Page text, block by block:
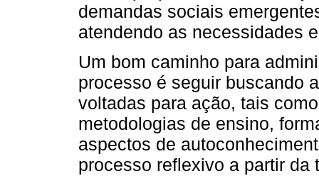
demandas sociais
atendendo as necessidades
Um bom caminho para
processo é seguir buscando
voltadas para ação, tais
metodologias de ensino,
aspectos de
processo reflexivo a partir